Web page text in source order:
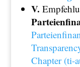
V.
Chapter (ti-